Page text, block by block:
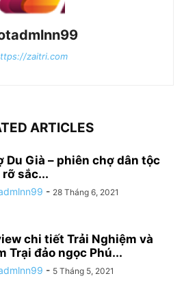
zaitri.com
ARTICLES
Du Già – phiên chợ dân tộc
sắc...
- 28 Tháng 6, 2021
chi tiết Trải Nghiệm và
Trại đảo ngọc Phú...
- 5 Tháng 5, 2021